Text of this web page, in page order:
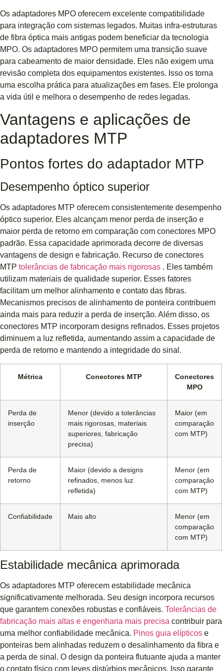
Os adaptadores MPO oferecem excelente compatibilidade
para integração com sistemas legados. Muitas infra-estruturas
de fibra óptica mais antigas podem beneficiar da tecnologia
MPO. Os adaptadores MPO permitem uma transição suave
para cabeamento de maior densidade. Eles não exigem uma
revisão completa dos equipamentos existentes. Isso os torna
uma escolha prática para atualizações em fases. Ele prolonga
a vida útil e melhora o desempenho de redes legadas.
Vantagens e aplicações de
adaptadores MTP
Pontos fortes do adaptador MTP
Desempenho óptico superior
Os adaptadores MTP oferecem consistentemente desempenho
óptico superior. Eles alcançam menor perda de inserção e
maior perda de retorno em comparação com conectores MPO
padrão. Essa capacidade aprimorada decorre de diversas
vantagens de design e fabricação. Recurso de conectores
MTP tolerâncias de fabricação mais rigorosas . Eles também
utilizam materiais de qualidade superior. Esses fatores
facilitam um melhor alinhamento e contato das fibras.
Mecanismos precisos de alinhamento de ponteira contribuem
ainda mais para reduzir a perda de inserção. Além disso, os
conectores MTP incorporam designs refinados. Esses projetos
diminuem a luz refletida, aumentando assim a capacidade de
perda de retorno e mantendo a integridade do sinal.
Métrica Conectores MTP
Conectores
MPO
Perda de
inserção
Menor (devido a tolerâncias
mais rigorosas, materiais
superiores, fabricação
precisa)
Maior (em
comparação
com MTP)
Perda de
retorno
Maior (devido a designs
refinados, menos luz
refletida)
Menor (em
comparação
com MTP)
Confiabilidade Mais alto
Menor (em
comparação
com MTP)
Estabilidade mecânica aprimorada
Os adaptadores MTP oferecem estabilidade mecânica
significativamente melhorada. Seu design incorpora recursos
que garantem conexões robustas e confiáveis. Tolerâncias de
fabricação mais altas e engenharia mais precisa contribuir para
uma melhor confiabilidade mecânica. Pinos guia elípticos e
ponteiras bem alinhadas reduzem o desalinhamento da fibra e
a perda de sinal. O design da ponteira flutuante ajuda a manter
o contato físico com leves distúrbios mecânicos. Isso garante